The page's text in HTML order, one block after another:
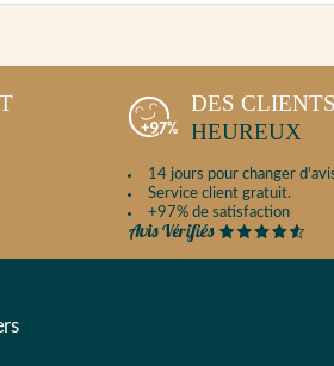
DES CLIENTS
HEUREUX
14 jours pour changer
Service client gratuit.
+97% de satisfaction